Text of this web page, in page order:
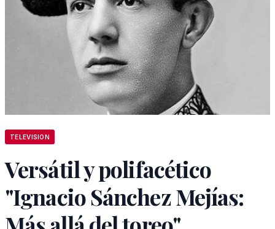
TELEVISION
Versátil y polifacético
"Ignacio Sánchez Mejías: